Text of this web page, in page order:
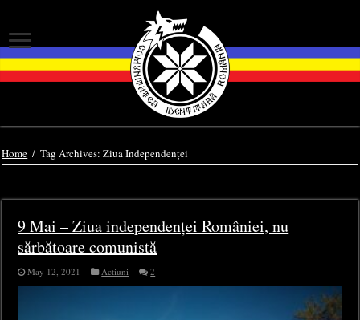
Home / Tag Archives: Ziua Independenței
9 Mai – Ziua independenței României, nu
sărbătoare comunistă
May 12, 2021 Actiuni 2